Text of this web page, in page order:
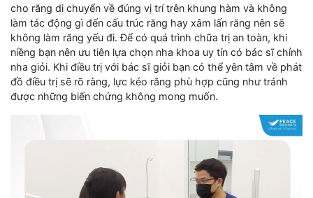
cho răng di chuyển về đúng vị trí trên khung hàm và không
làm tác động gì đến cấu trúc răng hay xâm lấn răng nên sẽ
không làm răng yếu đi. Để có quá trình chữa trị an toàn, khi
niềng bạn nên ưu tiên lựa chọn nha khoa uy tín có bác sĩ chỉnh
nha giỏi. Khi điều trị với bác sĩ giỏi bạn có thể yên tâm về phát
đồ điều trị sẽ rõ ràng, lực kéo răng phù hợp cũng như tránh
được những biến chứng không mong muốn.